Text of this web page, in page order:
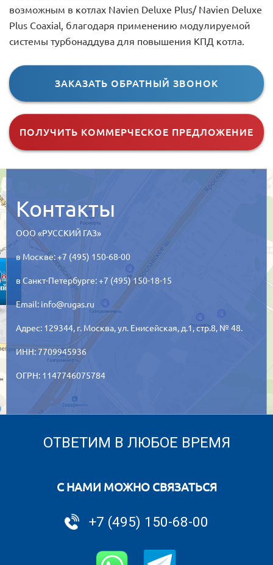
возможным в котлах Navien Deluxe Plus/ Navien Deluxe
Plus Coaxial, благодаря применению модулируемой
системы турбонаддува для повышения КПД котла.
ЗАКАЗАТЬ ОБРАТНЫЙ ЗВОНОК
ПОЛУЧИТЬ КОММЕРЧЕСКОЕ ПРЕДЛОЖЕНИЕ
Контакты
ООО «РУССКИЙ ГАЗ»
в Москве: +7 (495) 150-68-00
в Санкт-Петербурге: +7 (495) 150-18-15
Email: info@rugas.ru
Адрес: 129344, г. Москва,ул. Енисейская, д.1, стр.8, № 48.
ИНН: 7709945936
ОГРН: 1147746075784